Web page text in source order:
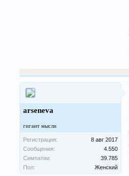
arseneva
гигант мысли
Регистрация:
8 авг 2017
Сообщения:
4.550
Симпатии:
39.785
Пол:
Женский